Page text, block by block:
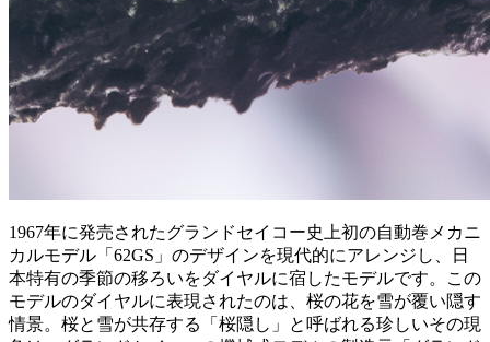
1967年に発売されたグランドセイコー史上初の自動巻メカニ
カルモデル「62GS」のデザインを現代的にアレンジし、日
本特有の季節の移ろいをダイヤルに宿したモデルです。この
モデルのダイヤルに表現されたのは、桜の花を雪が覆い隠す
情景。桜と雪が共存する「桜隠し」と呼ばれる珍しいその現